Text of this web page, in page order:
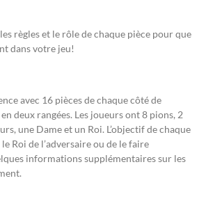
règles et le rôle de chaque pièce pour que
dans votre jeu!
avec 16 pièces de chaque côté de
deux rangées. Les joueurs ont 8 pions, 2
une Dame et un Roi. L’objectif de chaque
Roi de l’adversaire ou de le faire
informations supplémentaires sur les